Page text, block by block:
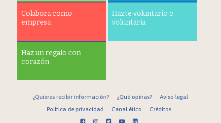
Colabora como
empresa
Hazte voluntario o
voluntaria
Haz un regalo con
corazón
¿Quieres recibir información? ¿Qué opinas?
Aviso legal
Política de privacidad
Canal ético Créditos